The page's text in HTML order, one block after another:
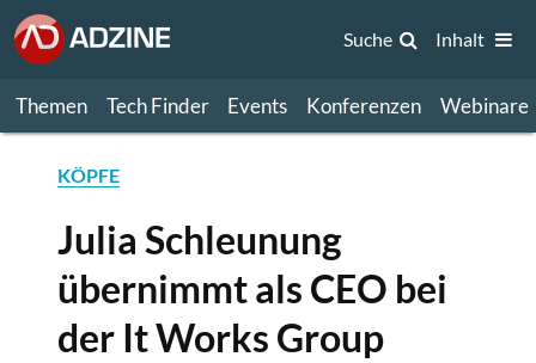
Themen Tech Finder Events Konferenzen Webinare
Suche Inhalt
KÖPFE
Julia Schleunung
übernimmt als CEO bei
der It Works Group